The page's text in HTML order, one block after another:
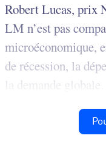
Robert Lucas, prix
LM n’est pas
microéconomique,
de récession, la
la demande globale.